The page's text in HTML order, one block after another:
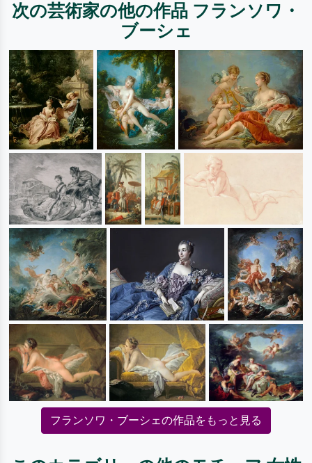
次の芸術家の他の作品 フランソワ・
ブーシェ
フランソワ・ブーシェの作品をもっと見る